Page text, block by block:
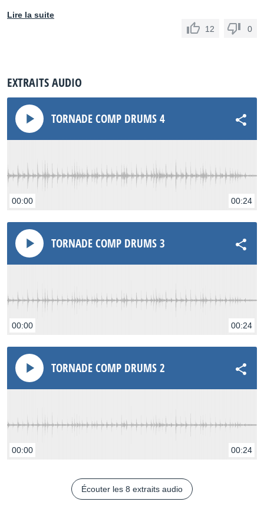
Lire la suite
12
0
EXTRAITS AUDIO
TORNADE COMP DRUMS 4
00:00 00:24
TORNADE COMP DRUMS 3
00:00 00:24
TORNADE COMP DRUMS 2
00:00 00:24
Écouter les 8 extraits audio